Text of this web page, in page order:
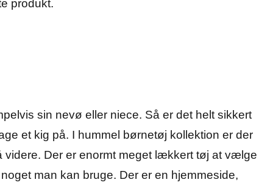
produkt.
sin nevø eller niece. Så er det helt sikkert
et kig på. I hummel børnetøj kollektion er der
videre. Der er enormt meget lækkert tøj at vælge
man kan bruge. Der er en hjemmeside,